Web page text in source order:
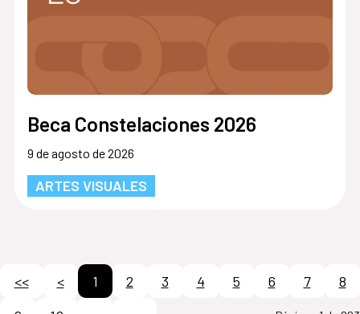
Beca Constelaciones 2026
9 de agosto de 2026
ARTES VISUALES
<< < 1 2 3 4 5 6 7
8